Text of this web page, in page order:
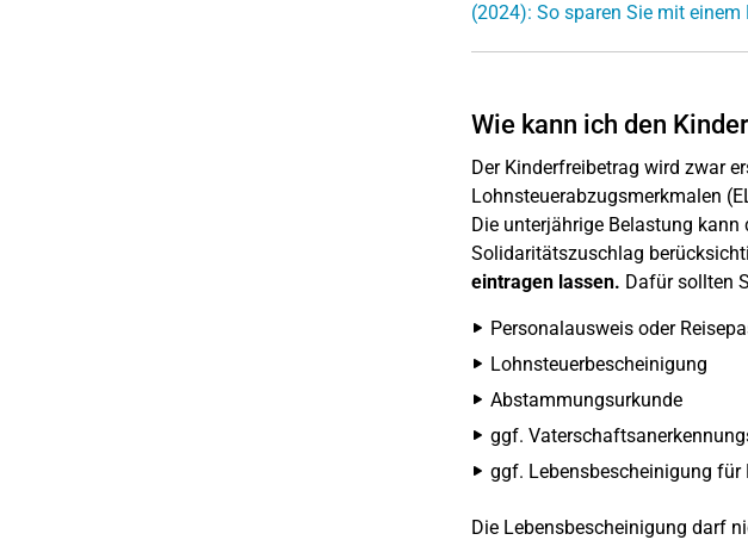
(2024): So sparen Sie mit einem
Wie kann ich den
Der Kinderfreibetrag wird zwar
Lohnsteuerabzugsmerkmalen
Die unterjährige Belastung
Solidaritätszuschlag
eintragen lassen. Dafür sollten
Personalausweis oder
Lohnsteuerbescheinigung
Abstammungsurkunde
ggf.
ggf. Lebensbescheinigung für
Die Lebensbescheinigung darf